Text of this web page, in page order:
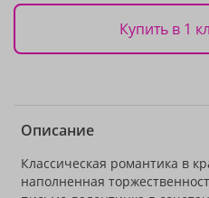
Купить в 1
Описание
Классическая романтика в
наполненная